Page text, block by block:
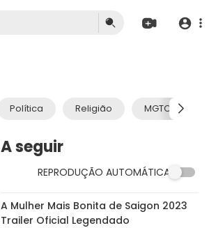
Política Religião MGTOW
A seguir
REPRODUÇÃO AUTOMÁTICA
02:33
A Mulher Mais Bonita de Saigon 2023
Trailer Oficial Legendado